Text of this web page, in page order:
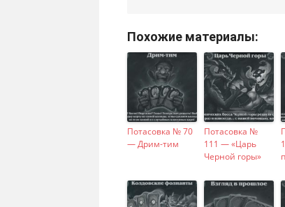
Похожие материалы:
Потасовка № 70
— Дрим-тим
Потасовка №
111 — «Царь
Черной горы»